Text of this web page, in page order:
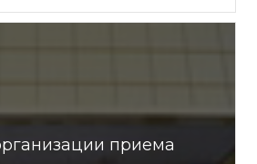
приема